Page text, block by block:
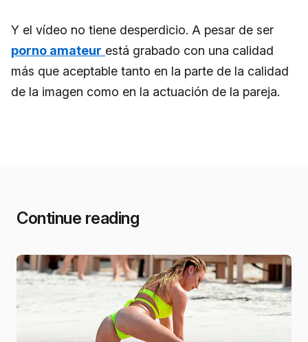
Y el vídeo no tiene desperdicio. A pesar de ser
porno amateur está grabado con una calidad
más que aceptable tanto en la parte de la calidad
de la imagen como en la actuación de la pareja.
Continue reading